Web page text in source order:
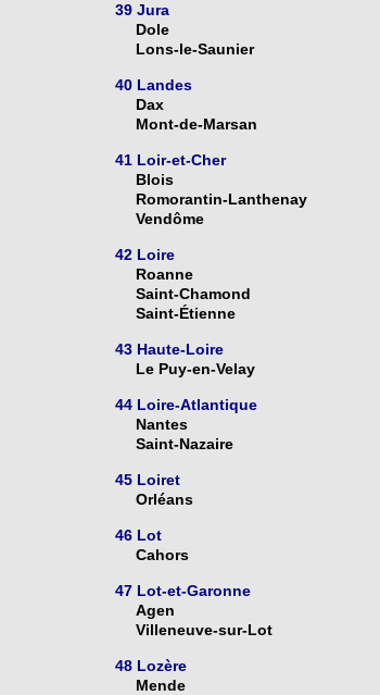
39 Jura
Dole
Lons-le-Saunier
40 Landes
Dax
Mont-de-Marsan
41 Loir-et-Cher
Blois
Romorantin-Lanthenay
Vendôme
42 Loire
Roanne
Saint-Chamond
Saint-Étienne
43 Haute-Loire
Le Puy-en-Velay
44 Loire-Atlantique
Nantes
Saint-Nazaire
45 Loiret
Orléans
46 Lot
Cahors
47 Lot-et-Garonne
Agen
Villeneuve-sur-Lot
48 Lozère
Mende